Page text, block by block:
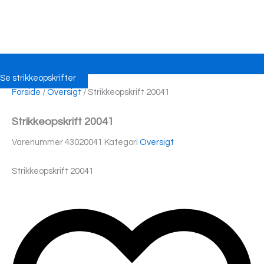
Se strikkeopskrifter
Forside / Oversigt / Strikkeopskrift 20041
Strikkeopskrift 20041
Varenummer 43020041 Kategori Oversigt
Strikkeopskrift 20041